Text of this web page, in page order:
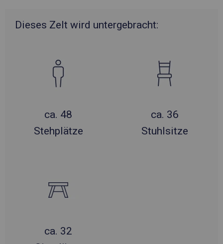
Dieses Zelt wird untergebracht:
ca. 48
Stehplätze
ca. 36
Stuhlsitze
ca. 32